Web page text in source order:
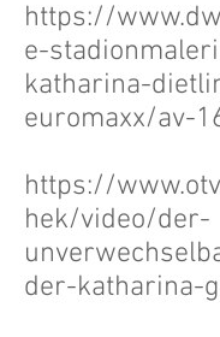
https://
e-
katharina-
euromaxx/av-
https://
hek/video/der-
der-katharina-